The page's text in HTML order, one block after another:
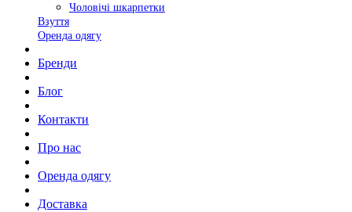
Чоловічі шкарпетки
Взуття
Оренда одягу
Бренди
Блог
Контакти
Про нас
Оренда одягу
Доставка